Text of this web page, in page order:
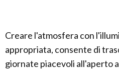
Creare l'atmosfera con
appropriata, consente di
giornate piacevoli all'aperto